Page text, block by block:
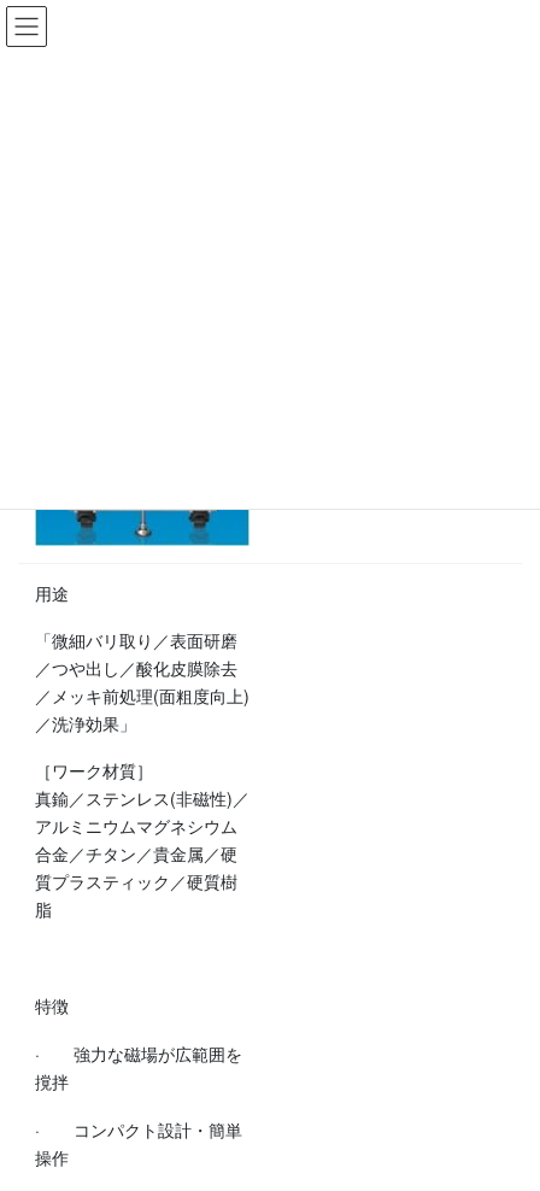
コ
ン
ナ
ビ
用途
「微細バリ取り／表面研磨
／つや出し／酸化皮膜除去
／メッキ前処理(面粗度向上)
／洗浄効果」
［ワーク材質］
真鍮／ステンレス(非磁性)／
アルミニウムマグネシウム
合金／チタン／貴金属／硬
質プラスティック／硬質樹
脂
特徴
· 強力な磁場が広範囲を
撹拌
· コンパクト設計・簡単
操作